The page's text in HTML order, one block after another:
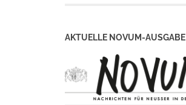
AKTUELLE NOVUM-AUSGABE